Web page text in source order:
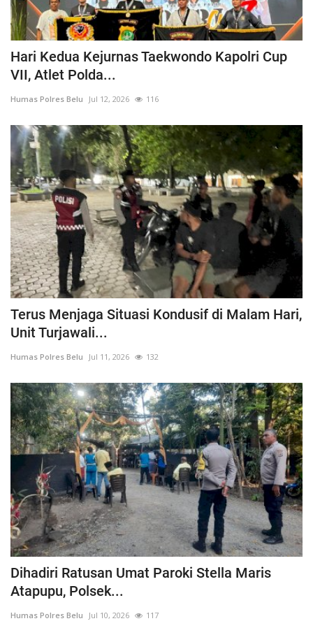
Hari Kedua Kejurnas Taekwondo Kapolri Cup
VII, Atlet Polda...
Humas Polres Belu Jul 12, 2026 116
Terus Menjaga Situasi Kondusif di Malam Hari,
Unit Turjawali...
Humas Polres Belu Jul 11, 2026 132
Dihadiri Ratusan Umat Paroki Stella Maris
Atapupu, Polsek...
Humas Polres Belu Jul 10, 2026 117